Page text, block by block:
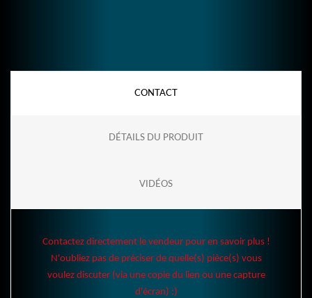
CONTACT
DÉTAILS DU PRODUIT
VIDÉOS
Contactez directement le vendeur pour en savoir plus !
N'oubliez pas de préciser de quelle(s) pièce(s) vous
voulez discuter (via une copie du lien ou une capture
d'écran) :)